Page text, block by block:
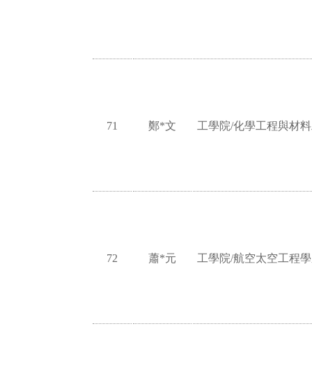
71 鄭*文 工學院/化學工程與材
72 蕭*元 工學院/航空太空工程